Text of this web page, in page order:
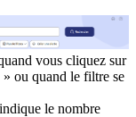
vous cliquez sur
ou quand le filtre se
le nombre